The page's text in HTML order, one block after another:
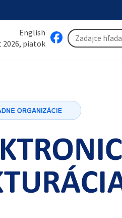
English
2026, piatok